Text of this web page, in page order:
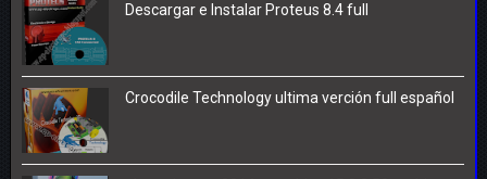
Descargar e Instalar Proteus 8.4 full
Crocodile Technology ultima verción full español